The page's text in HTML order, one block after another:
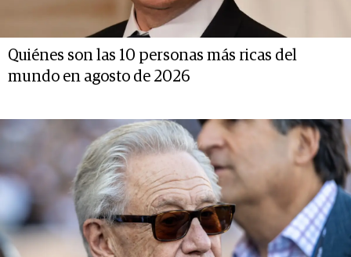
Quiénes son las 10 personas más ricas del
mundo en agosto de 2026